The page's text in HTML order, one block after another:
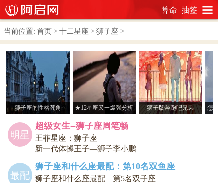
算命 抽签
当前位置: 首页 > 十二星座 > 狮子座 >
狮子座的性格死角
★12星座又一爆强分析
出炉，准到你哭噢！--
NO.8 狮子座。。。
狮子版奔跑吧兄弟 怎
明星
超级女生--狮子座周笔畅
王菲星座：狮子座
新一代体操王子—狮子李小鹏
最配
狮子座和什么座最配：第10名双鱼座
狮子座和什么座最配：第5名双子座